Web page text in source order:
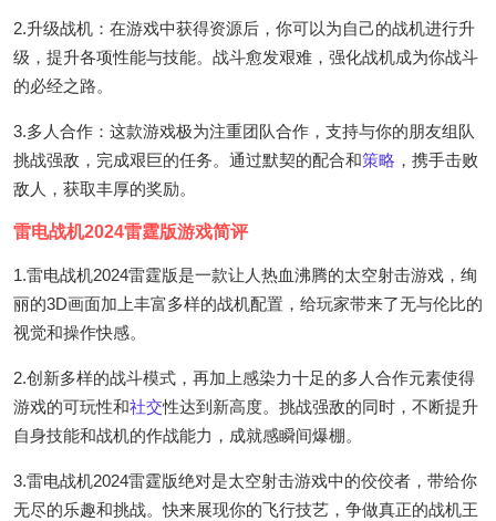
2.升级战机：在游戏中获得资源后，你可以为自己的战机进行升
级，提升各项性能与技能。战斗愈发艰难，强化战机成为你战斗
的必经之路。
3.多人合作：这款游戏极为注重团队合作，支持与你的朋友组队
挑战强敌，完成艰巨的任务。通过默契的配合和策略 ，携手击败
敌人，获取丰厚的奖励。
雷电战机2024雷霆版游戏简评
1.雷电战机2024雷霆版是一款让人热血沸腾的太空射击游戏，绚
丽的3D画面加上丰富多样的战机配置，给玩家带来了无与伦比的
视觉和操作快感。
2.创新多样的战斗模式，再加上感染力十足的多人合作元素使得
游戏的可玩性和社交性达到新高度。挑战强敌的同时，不断提升
自身技能和战机的作战能力，成就感瞬间爆棚。
3.雷电战机2024雷霆版绝对是太空射击游戏中的佼佼者，带给你
无尽的乐趣和挑战。快来展现你的飞行技艺，争做真正的战机王